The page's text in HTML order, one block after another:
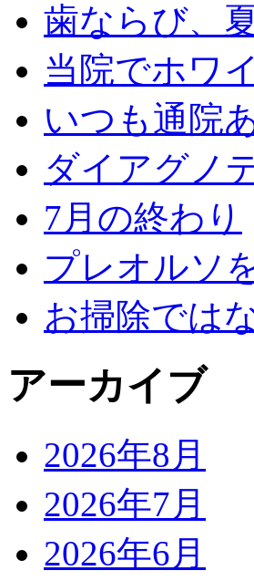
歯ならび、
当院でホワ
いつも通院
ダイアグノ
7月の終わり
プレオルソ
お掃除では
アーカイブ
2026年8月
2026年7月
2026年6月